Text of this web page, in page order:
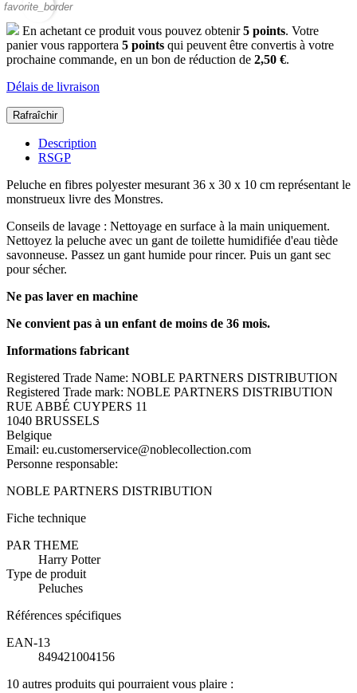
favorite_border
En achetant ce produit vous pouvez obtenir5 points. Votre
panier vous rapportera 5 points qui peuvent être convertis à votre
prochaine commande, en un bon de réduction de 2,50 €.
Délais de livraison
Description
RSGP
Peluche en fibres polyester mesurant 36 x 30 x 10 cm représentant le
monstrueux livre des Monstres.
Conseils de lavage : Nettoyage en surface à la main uniquement.
Nettoyez la peluche avec un gant de toilette humidifiée d'eau tiède
savonneuse. Passez un gant humide pour rincer. Puis un gant sec
pour sécher.
Ne pas laver en machine
Ne convient pas à un enfant de moins de 36 mois.
Informations fabricant
Registered Trade Name: NOBLE PARTNERS DISTRIBUTION
Registered Trade mark: NOBLE PARTNERS DISTRIBUTION
RUE ABBÉ CUYPERS 11
1040 BRUSSELS
Belgique
Email: eu.customerservice@noblecollection.com
Personne responsable:
NOBLE PARTNERS DISTRIBUTION
Fiche technique
PAR THEME
Harry Potter
Type de produit
Peluches
Références spécifiques
EAN-13
849421004156
10 autres produits qui pourraient vous plaire :